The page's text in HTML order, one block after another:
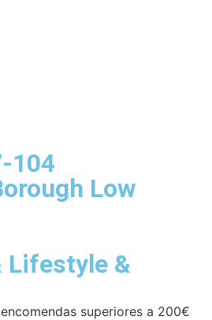
104
Low
Lifestyle &
superiores a 200€